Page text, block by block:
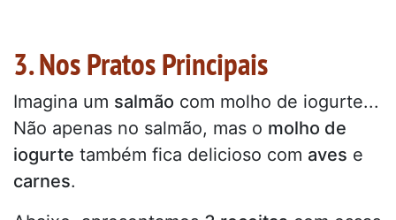
3. Nos Pratos Principais
Imagina um salmão com molho de iogurte...
Não apenas no salmão, mas o molho de
iogurte também fica delicioso com aves e
carnes.